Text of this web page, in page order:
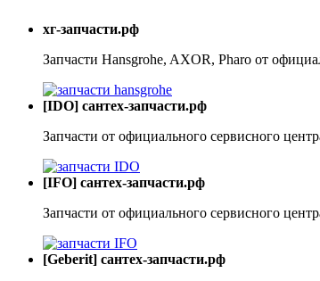
хг-запчасти.рф
Запчасти Hansgrohe, AXOR, Pharo от
[IDO] сантех-запчасти.рф
Запчасти от официального сервисного
[IFO] сантех-запчасти.рф
Запчасти от официального сервисного
[Geberit] сантех-запчасти.рф